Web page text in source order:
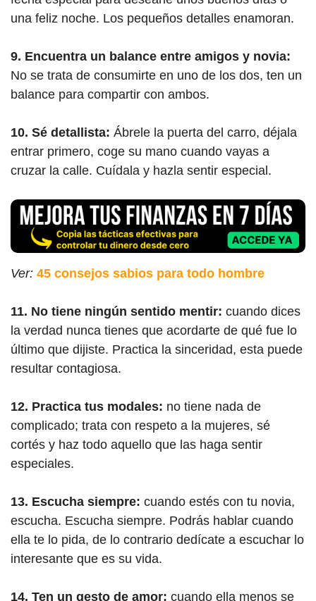
una feliz noche. Los pequeños detalles enamoran.
9. Encuentra un balance entre amigos y novia:
No se trata de consumirte en uno de los dos, ten un
balance para compartir con ambos.
10. Sé detallista: Ábrele la puerta del carro, déjala
entrar primero, coge su mano cuando vayas a
cruzar la calle. Cuídala y hazla sentir especial.
Ver: 45 consejos sabios para todo hombre
11. No tiene ningún sentido mentir: cuando dices
la verdad nunca tienes que acordarte de qué fue lo
último que dijiste. Practica la sinceridad, esta puede
resultar contagiosa.
12. Practica tus modales: no tiene nada de
complicado; trata con respeto a la mujeres, sé
cortés y haz todo aquello que las haga sentir
especiales.
13. Escucha siempre: cuando estés con tu novia,
escucha. Escucha siempre. Podrás hablar cuando
ella te lo pida, de lo contrario dedícate a escuchar lo
interesante que es su vida.
14. Ten un gesto de amor: cuando ella menos se